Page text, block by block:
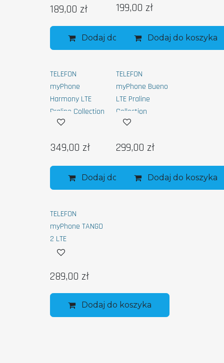
189,00 zł
Dodaj do koszyka
199,00 zł
Dodaj do koszyka
TELEFON
myPhone
Harmony LTE
Praline Collection
349,00 zł
Dodaj do koszyka
TELEFON
myPhone Bueno
LTE Praline
Collection
299,00 zł
Dodaj do koszyka
TELEFON
myPhone TANGO
2 LTE
289,00 zł
Dodaj do koszyka